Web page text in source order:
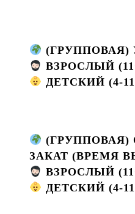
(ГРУППОВАЯ)
ВЗРОСЛЫЙ
ДЕТСКИЙ (4-
(ГРУППОВАЯ)
ЗАКАТ (ВРЕМЯ
ВЗРОСЛЫЙ
ДЕТСКИЙ (4-